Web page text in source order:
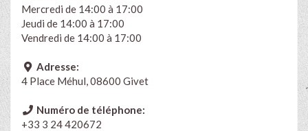
Mercredi de 14:00 à 17:00
Jeudi de 14:00 à 17:00
Vendredi de 14:00 à 17:00
Adresse:
4 Place Méhul, 08600 Givet
Numéro de téléphone:
+33 3 24 420672